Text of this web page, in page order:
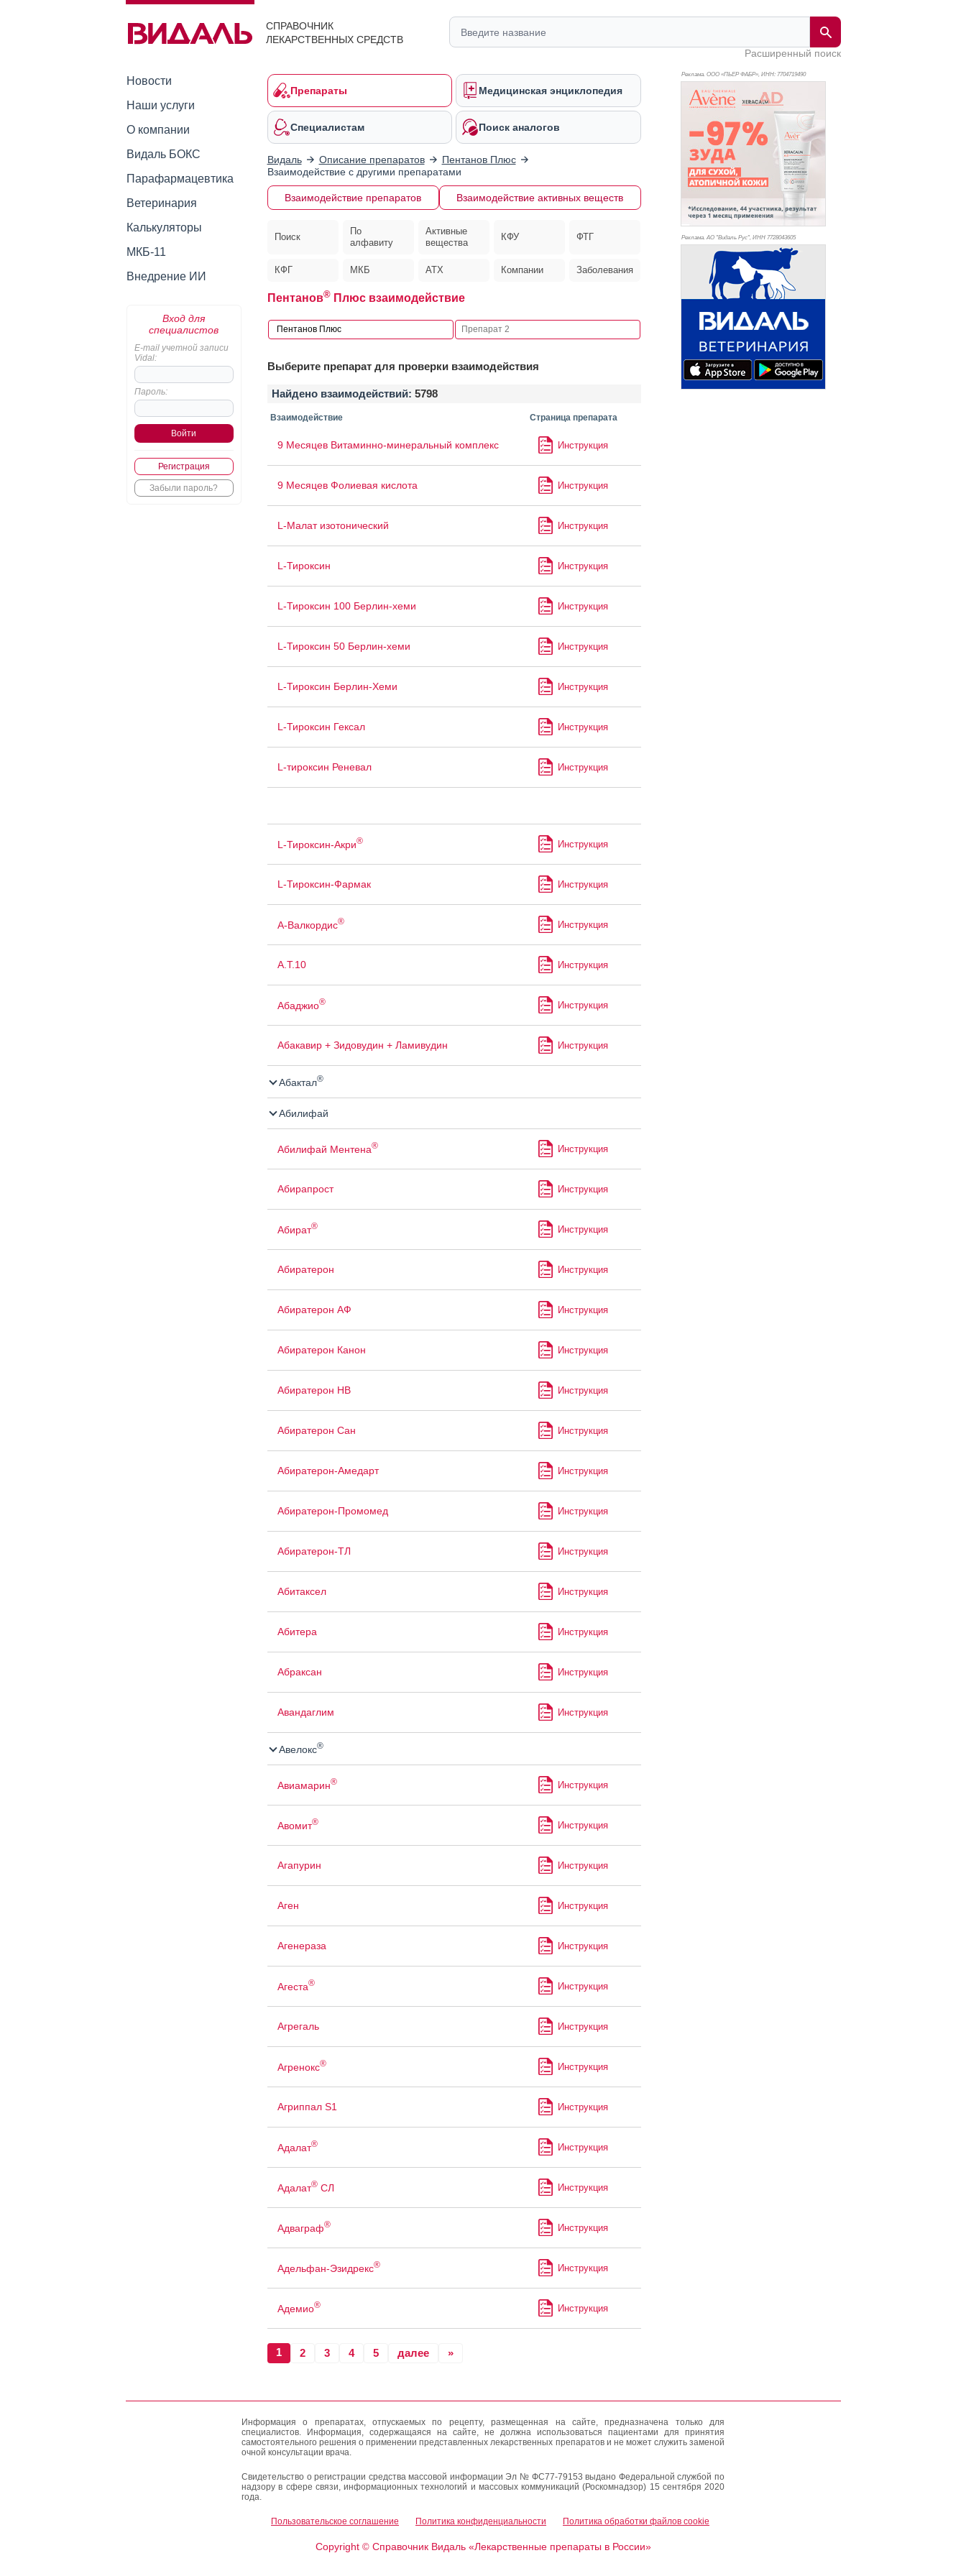
СПРАВОЧНИК
ЛЕКАРСТВЕННЫХ СРЕДСТВ
Расширенный поиск
Новости
Наши услуги
О компании
Видаль БОКС
Парафармацевтика
Ветеринария
Калькуляторы
МКБ-11
Внедрение ИИ
Вход для
специалистов
E-mail учетной записи
Vidal:
Пароль:
Регистрация
Забыли пароль?
Препараты Медицинская энциклопедия
Специалистам Поиск аналогов
Видаль Описание препаратов
Пентанов Плюс
Взаимодействие с другими препаратами
Взаимодействие препаратов Взаимодействие активных веществ
Поиск
По
алфавиту
Активные
вещества
КФУ ФТГ
КФГ МКБ АТХ Компании Заболевания
Пентанов®Плюс взаимодействие
Выберите препарат для проверки взаимодействия
Найдено взаимодействий: 5798
Взаимодействие Страница препарата
9 Месяцев Витаминно-минеральный комплекс Инструкция
9 Месяцев Фолиевая кислота Инструкция
L-Малат изотонический Инструкция
L-Тироксин Инструкция
L-Тироксин 100 Берлин-хеми Инструкция
L-Тироксин 50 Берлин-хеми Инструкция
L-Тироксин Берлин-Хеми Инструкция
L-Тироксин Гексал Инструкция
L-тироксин Реневал Инструкция
L-Тироксин-Акри® Инструкция
L-Тироксин-Фармак Инструкция
А-Валкордис® Инструкция
А.Т.10 Инструкция
Абаджио® Инструкция
Абакавир + Зидовудин + Ламивудин Инструкция
Абактал®
Абилифай
Абилифай Ментена® Инструкция
Абирапрост Инструкция
Абират® Инструкция
Абиратерон Инструкция
Абиратерон АФ Инструкция
Абиратерон Канон Инструкция
Абиратерон НВ Инструкция
Абиратерон Сан Инструкция
Абиратерон-Амедарт Инструкция
Абиратерон-Промомед Инструкция
Абиратерон-ТЛ Инструкция
Абитаксел Инструкция
Абитера Инструкция
Абраксан Инструкция
Авандаглим Инструкция
Авелокс®
Авиамарин® Инструкция
Авомит® Инструкция
Агапурин Инструкция
Аген Инструкция
Агенераза Инструкция
Агеста® Инструкция
Агрегаль Инструкция
Агренокс® Инструкция
Агриппал S1 Инструкция
Адалат® Инструкция
Адалат®СЛ Инструкция
Адваграф® Инструкция
Адельфан-Эзидрекс® Инструкция
Адемио® Инструкция
1 2 3 4 5 далее »
Реклама. ООО «ПЬЕР ФАБР», ИНН: 7704719490
Реклама. АО "Видаль Рус", ИНН 7728043605
Информация о препаратах, отпускаемых по рецепту, размещенная на сайте, предназначена только для
специалистов. Информация, содержащаяся на сайте, не должна использоваться пациентами для принятия
самостоятельного решения о применении представленных лекарственных препаратов и не может служить заменой
очной консультации врача.
Свидетельство о регистрации средства массовой информации Эл № ФС77-79153 выдано Федеральной службой по
надзору в сфере связи, информационных технологий и массовых коммуникаций (Роскомнадзор) 15 сентября 2020
года.
Пользовательское соглашение Политика конфиденциальности Политика обработки файлов cookie
Copyright ©Справочник Видаль «Лекарственные препараты в России»